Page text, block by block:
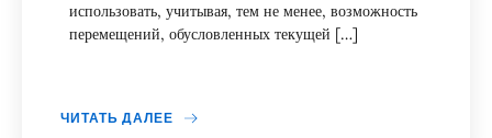
использовать, учитывая, тем не менее, возможность
перемещений, обусловленных текущей […]
ЧИТАТЬ ДАЛЕЕ